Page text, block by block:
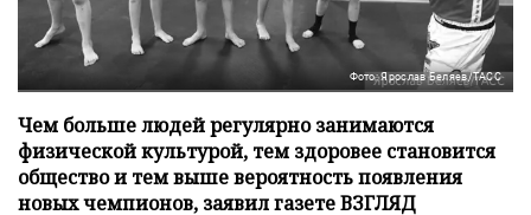
Фото: Ярослав Беляев/ТАСС
Чем больше людей регулярно занимаются
физической культурой, тем здоровее становится
общество и тем выше вероятность появления
новых чемпионов, заявил газете ВЗГЛЯД